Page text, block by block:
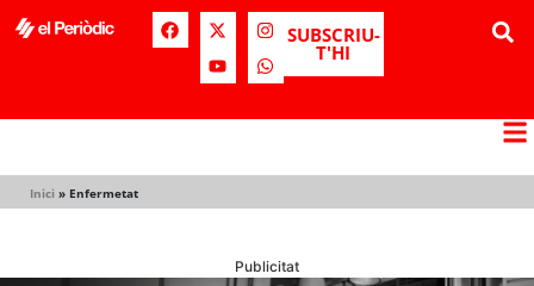
SUBSCRIU-
T'HI
Inici » Enfermetat
Publicitat